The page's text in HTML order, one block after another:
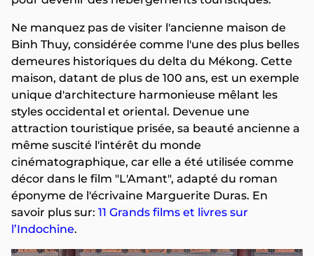
Ne manquez pas de visiter l'ancienne maison de
Binh Thuy, considérée comme l'une des plus belles
demeures historiques du delta du Mékong. Cette
maison, datant de plus de 100 ans, est un exemple
unique d'architecture harmonieuse mêlant les
styles occidental et oriental. Devenue une
attraction touristique prisée, sa beauté ancienne a
même suscité l'intérêt du monde
cinématographique, car elle a été utilisée comme
décor dans le film "L'Amant", adapté du roman
éponyme de l'écrivaine Marguerite Duras. En
savoir plus sur: 11 Grands films et livres sur
l’Indochine.